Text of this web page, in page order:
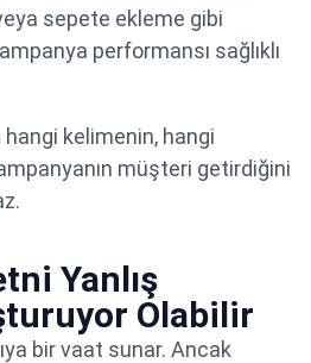
sepete ekleme gibi
performansı sağlıklı
kelimenin, hangi
müşteri getirdiğini
Yanlış
Olabilir
bir vaat sunar. Ancak